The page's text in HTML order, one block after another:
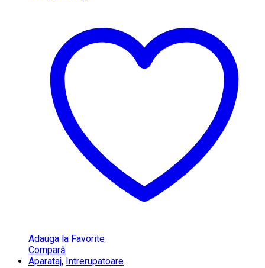
Adauga la Favorite
Compară
Aparataj, Intrerupatoare